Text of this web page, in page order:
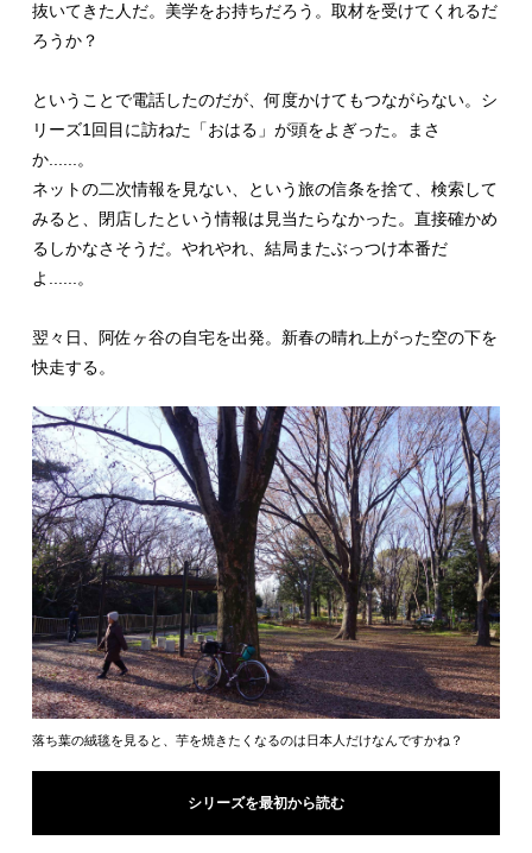
抜いてきた人だ。美学をお持ちだろう。取材を受けてくれるだ
ろうか？
ということで電話したのだが、何度かけてもつながらない。シ
リーズ1回目に訪ねた「おはる」が頭をよぎった。まさ
か......。
ネットの二次情報を見ない、という旅の信条を捨て、検索して
みると、閉店したという情報は見当たらなかった。直接確かめ
るしかなさそうだ。やれやれ、結局またぶっつけ本番だ
よ......。
翌々日、阿佐ヶ谷の自宅を出発。新春の晴れ上がった空の下を
快走する。
落ち葉の絨毯を見ると、芋を焼きたくなるのは日本人だけなんですかね？
シリーズを最初から読む